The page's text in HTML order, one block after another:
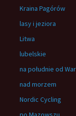
Kraina Pagórów
lasy i jeziora
Litwa
lubelskie
na południe od
nad morzem
Nordic Cycling